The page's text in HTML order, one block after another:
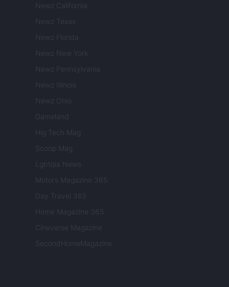
Newz California
Newz Texas
Newz Florida
Newz New York
Newz Pennsylvania
Newz Illinois
Newz Ohio
Gameland
Hig Tech Mag
Scoop Mag
Lgbtqia News
Motors Magazine 365
Day Travel 365
Home Magazine 365
Cineverse Magazine
SecondHomeMagazine